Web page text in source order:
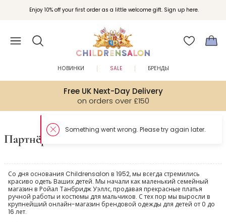
Enjoy 10% off your first order as a little welcome gift. Sign up here.
Free UK Next-Day Delivery
on orders over £150
НОВИНКИ SALE БРЕНДЫ
Партнёры
Со дня основания Childrensalon в 1952, мы всегда стремились
красиво одеть Ваших детей. Мы начали как маленький семейный
магазин в Ройал Танбридж Уэллс, продавая прекрасные платья
ручной работы и костюмы для мальчиков. С тех пор мы выросли в
крупнейший онлайн-магазин брендовой одежды для детей от 0 до
16 лет.
Something went wrong. Please try again later.